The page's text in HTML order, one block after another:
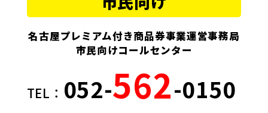
名古屋プレミアム付き商品券事業運営事務局
市民向けコールセンター
TEL： 052-562-0150